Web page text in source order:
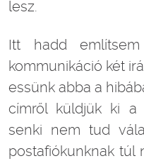
lesz.
Itt hadd
kommunikáció két
essünk abba a
címről küldjük ki a
senki nem tud
postafiókunknak túl